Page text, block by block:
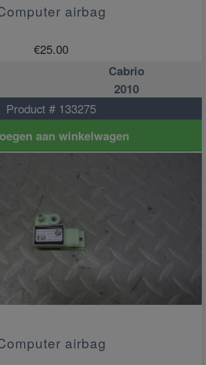
airbag
€25.00
Cabrio
2010
Product # 133275
aan winkelwagen
airbag